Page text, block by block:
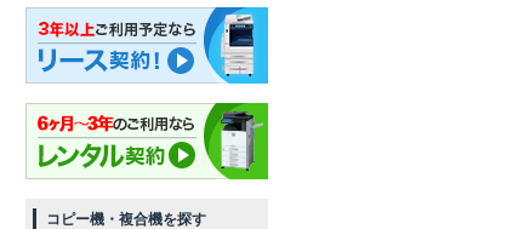
コピー機・複合機を探す